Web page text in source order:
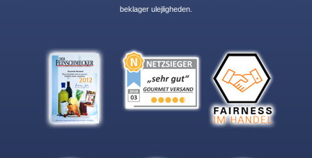
beklager ulejligheden.